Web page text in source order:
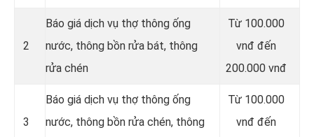
2
Báo giá dịch vụ thợ thông ống
nước, thông bồn rửa bát, thông
rửa chén
Từ 100.000
vnđ đến
200.000 vnđ
3
Báo giá dịch vụ thợ thông ống
nước, thông bồn rửa chén, thông
Từ 100.000
vnđ đến